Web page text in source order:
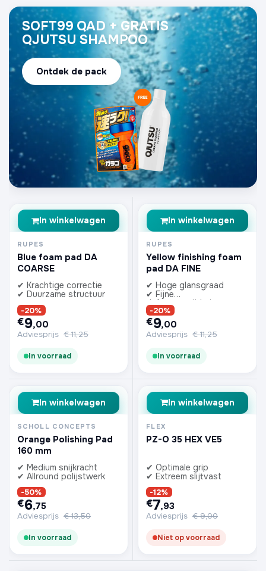
SOFT99 QAD + GRATIS
QJUTSU SHAMPOO
Ontdek de pack
In winkelwagen
RUPES
Blue foam pad DA
COARSE
✔ Krachtige correctie
✔ Duurzame structuur
-20%
€9,00
Adviesprijs €11,25
In voorraad
In winkelwagen
RUPES
Yellow finishing foam
pad DA FINE
✔ Hoge glansgraad
✔ Fijne
defectverwijdering
-20%
€9,00
Adviesprijs €11,25
In voorraad
In winkelwagen
SCHOLL CONCEPTS
Orange Polishing Pad
160 mm
✔ Medium snijkracht
✔ Allround polijstwerk
-50%
€6,75
Adviesprijs €13,50
In voorraad
In winkelwagen
FLEX
PZ-O 35 HEX VE5
✔ Optimale grip
✔ Extreem slijtvast
-12%
€7,93
Adviesprijs €9,00
Niet op voorraad